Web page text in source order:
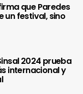
que Paredes
un festival, sino
2024 prueba
internacional y